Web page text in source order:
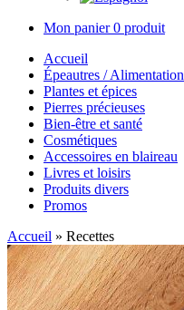
Mon panier0 produit
Accueil
Épeautres / Alimentation
Plantes et épices
Pierres précieuses
Bien-être et santé
Cosmétiques
Accessoires en blaireau
Livres et loisirs
Produits divers
Promos
Accueil » Recettes